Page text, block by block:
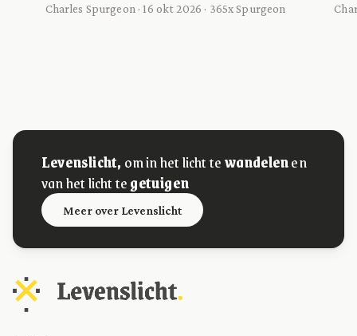
Charles Spurgeon · 16 okt 2026 · 365x Spurgeon
Levenslicht, om in het licht tewandelenen
van het licht tegetuigen
Meer over Levenslicht